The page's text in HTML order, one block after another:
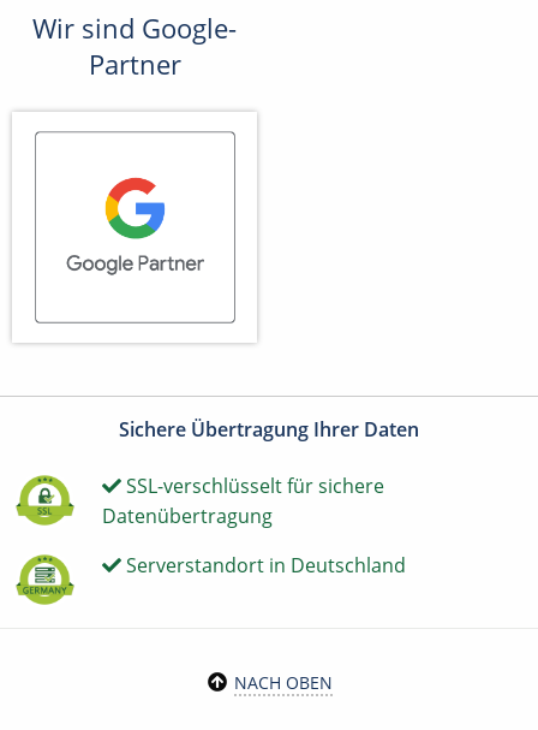
Wir sind Google-
Partner
Sichere Übertragung Ihrer Daten
SSL-verschlüsselt für sichere
Datenübertragung
Serverstandort in Deutschland
NACH OBEN